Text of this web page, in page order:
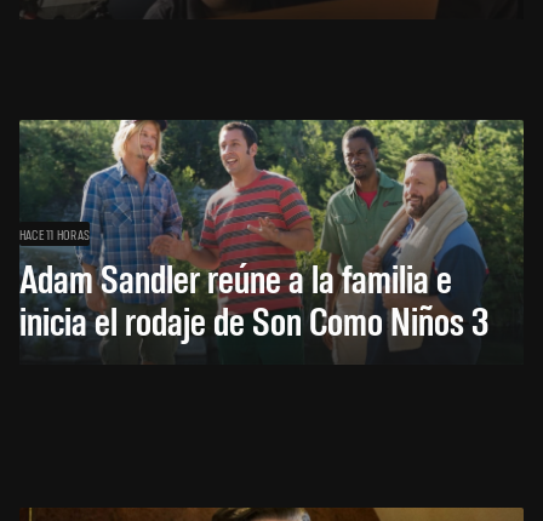
HACE 11 HORAS
Adam Sandler reúne a la familia e
inicia el rodaje de Son Como Niños 3